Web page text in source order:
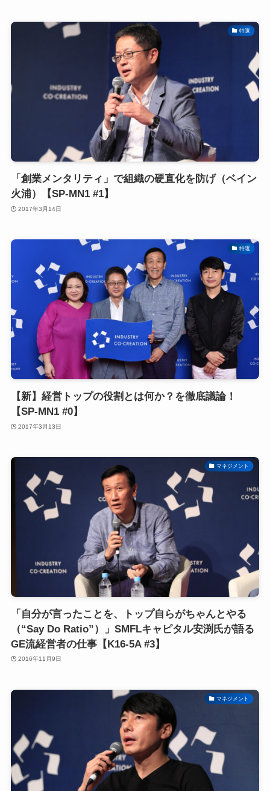
特選
「創業メンタリティ」で組織の硬直化を防げ（ベイン
火浦）【SP-MN1 #1】
2017年3月14日
特選
【新】経営トップの役割とは何か？を徹底議論！
【SP-MN1 #0】
2017年3月13日
マネジメント
「自分が言ったことを、トップ自らがちゃんとやる
（“Say Do Ratio”）」SMFLキャピタル安渕氏が語る
GE流経営者の仕事【K16-5A #3】
2016年11月9日
マネジメント